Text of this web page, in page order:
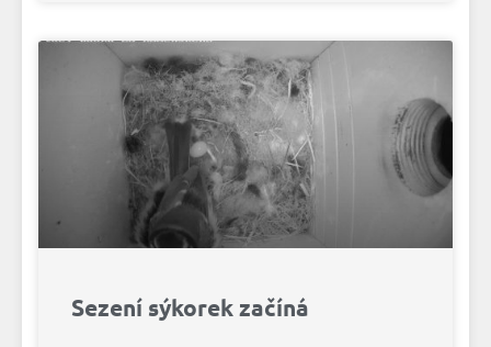
Sezení sýkorek začíná